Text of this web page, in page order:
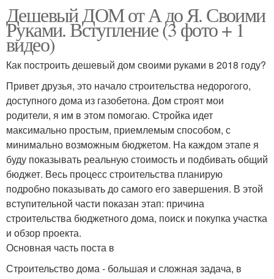
Дешевый ДОМ от А до Я. Своими
Руками. Вступление (3 фото + 1
видео)
Как построить дешевый дом своими руками в 2018 году?
Привет друзья, это начало строительства недорогого,
доступного дома из газобетона. Дом строят мои
родители, я им в этом помогаю. Стройка идет
максимально простым, приемлемым способом, с
минимально возможным бюджетом. На каждом этапе я
буду показывать реальную стоимость и подбивать общий
бюджет. Весь процесс строительства планирую
подробно показывать до самого его завершения. В этой
вступительной части показан этап: причина
строительства бюджетного дома, поиск и покупка участка
и обзор проекта.
Основная часть поста в
Строительство дома - большая и сложная задача, в